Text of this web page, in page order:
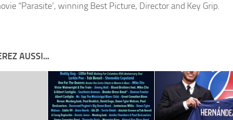
“Parasite’, winning Best Picture, Director and Key Grip.
AUSSI...